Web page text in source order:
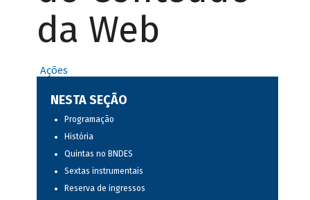
da Web
Ações
NESTA SEÇÃO
Programação
História
Quintas no BNDES
Sextas instrumentais
Reserva de ingressos